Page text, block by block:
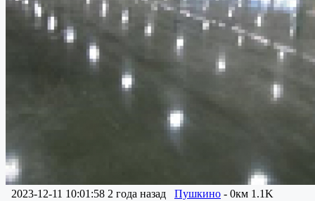
2023-12-11 10:01:58 2 года назад Пушкино - 0км 1.1K